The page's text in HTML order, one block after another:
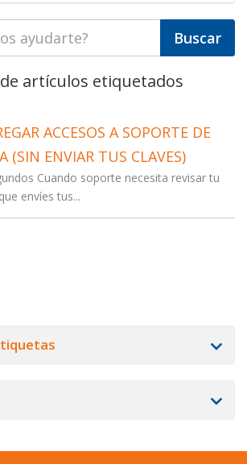
artículos etiquetados
ACCESOS A SOPORTE DE
(SIN ENVIAR TUS CLAVES)
Cuando soporte necesita revisar tu
envíes tus...